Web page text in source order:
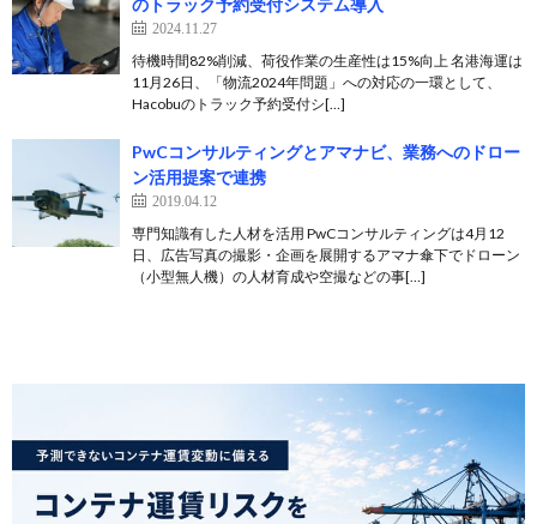
のトラック予約受付システム導入
2024.11.27
待機時間82%削減、荷役作業の生産性は15%向上 名港海運は
11月26日、「物流2024年問題」への対応の一環として、
Hacobuのトラック予約受付シ[…]
PwCコンサルティングとアマナビ、業務へのドロー
ン活用提案で連携
2019.04.12
専門知識有した人材を活用 PwCコンサルティングは4月12
日、広告写真の撮影・企画を展開するアマナ傘下でドローン
（小型無人機）の人材育成や空撮などの事[…]